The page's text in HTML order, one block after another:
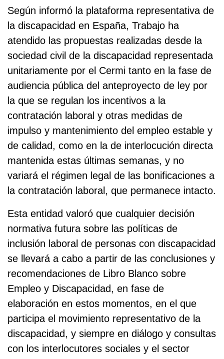
Según informó la plataforma representativa de
la discapacidad en España, Trabajo ha
atendido las propuestas realizadas desde la
sociedad civil de la discapacidad representada
unitariamente por el Cermi tanto en la fase de
audiencia pública del anteproyecto de ley por
la que se regulan los incentivos a la
contratación laboral y otras medidas de
impulso y mantenimiento del empleo estable y
de calidad, como en la de interlocución directa
mantenida estas últimas semanas, y no
variará el régimen legal de las bonificaciones a
la contratación laboral, que permanece intacto.
Esta entidad valoró que cualquier decisión
normativa futura sobre las políticas de
inclusión laboral de personas con discapacidad
se llevará a cabo a partir de las conclusiones y
recomendaciones de Libro Blanco sobre
Empleo y Discapacidad, en fase de
elaboración en estos momentos, en el que
participa el movimiento representativo de la
discapacidad, y siempre en diálogo y consultas
con los interlocutores sociales y el sector